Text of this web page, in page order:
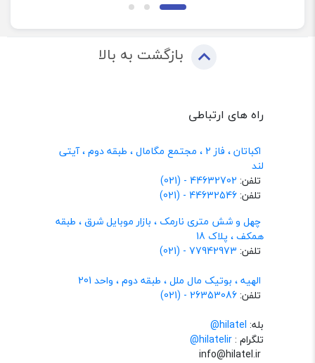
بازگشت به بالا
راه های ارتباطی
اکباتان ، فاز 2 ، مجتمع مگامال ، طبقه دوم ، آیتی
لند
تلفن: 44632702 - (021)
تلفن:44632546 - (021)
چهل و شش متری نارمک ، بازار موبایل شرق ، طبقه
همکف ، پلاک 18
تلفن: 77942973 - (021)
الهیه ، بوتیک مال ملل ، طبقه دوم ، واحد 201
تلفن:26353086 - (021)
بله: hilatel@
تلگرام :@hilatelir